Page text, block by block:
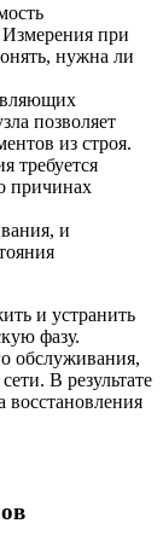
при
нужна ли
позволяет
из строя.
требуется
причинах
и
и устранить
фазу.
обслуживания,
В результате
восстановления